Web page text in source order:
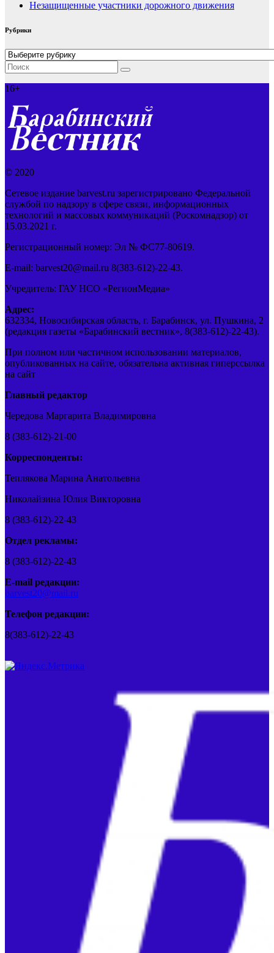
Незащищенные участники дорожного движения
Рубрики
Рубрики
16+
© 2020
Сетевое издание barvest.ru зарегистрировано Федеральной
службой по надзору в сфере связи, информационных
технологий и массовых коммуникаций (Роскомнадзор) от
15.03.2021 г.
Регистрационный номер: Эл № ФС77-80619.
E-mail: barvest20@mail.ru 8(383-612)-22-43.
Учредитель: ГАУ НСО «РегионМедиа»
Адрес:
632334, Новосибирская область, г. Барабинск, ул. Пушкина, 2
(редакция газеты «Барабинский вестник», 8(383-612)-22-43).
При полном или частичном использовании материалов,
опубликованных на сайте, обязательна активная гиперссылка
на сайт
Главный редактор
Чередова Маргарита Владимировна
8 (383-612)-21-00
Корреспонденты:
Теплякова Марина Анатольевна
Николайзина Юлия Викторовна
8 (383-612)-22-43
Отдел рекламы:
8 (383-612)-22-43
E-mail редакции:
barvest20@mail.ru
Телефон редакции:
8(383-612)-22-43